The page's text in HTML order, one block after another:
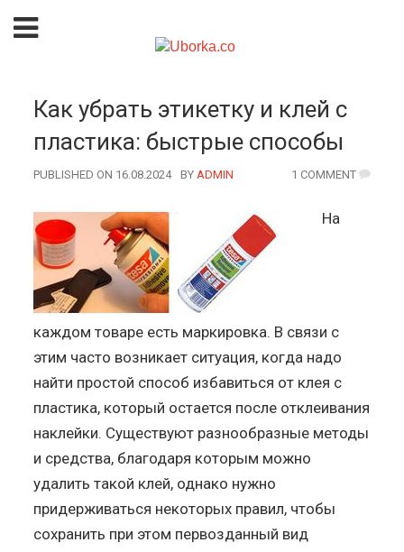
Как убрать этикетку и клей с
пластика: быстрые способы
PUBLISHED ON 16.08.2024 BY AUTHOR
ADMIN 1 COMMENT
На
каждом товаре есть маркировка. В связи с
этим часто возникает ситуация, когда надо
найти простой способ избавиться от клея с
пластика, который остается после отклеивания
наклейки. Существуют разнообразные методы
и средства, благодаря которым можно
удалить такой клей, однако нужно
придерживаться некоторых правил, чтобы
сохранить при этом первозданный вид